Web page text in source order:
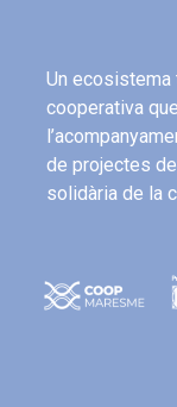
Un ecosistema
cooperativa
de projectes
solidària de la